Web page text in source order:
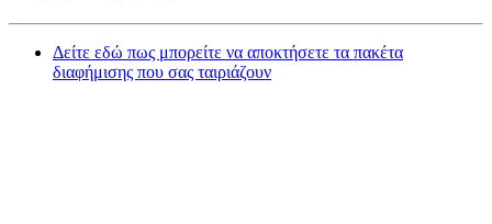
Δείτε εδώ πως μπορείτε να αποκτήσετε τα πακέτα
διαφήμισης που σας ταιριάζουν